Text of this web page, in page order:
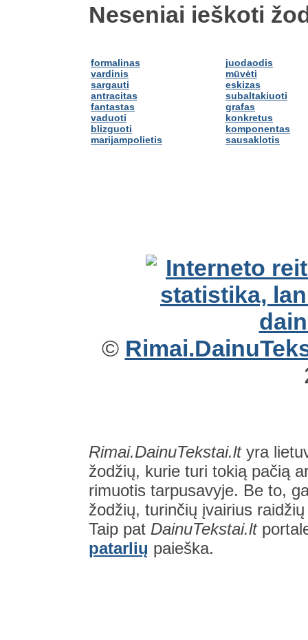
Neseniai ieškoti
formalinas
vardinis
sargauti
antracitas
fantastas
vaduoti
blizguoti
marijampolietis
juodaodis
mūvėti
eskizas
subaltakiuoti
grafas
konkretus
komponentas
sausaklotis
©
Rimai.DainuTekstai.ltyra
žodžių, kurie turi tokią pačią
rimuotis tarpusavyje. Be to,
žodžių, turinčių įvairius
Taip pat DainuTekstai.lt
patarlių paieška.